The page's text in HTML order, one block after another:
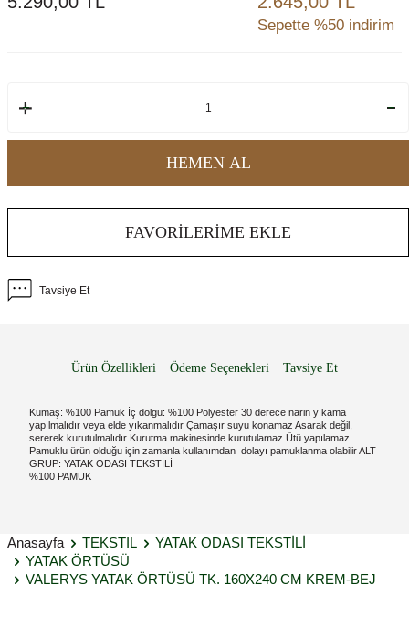
Sepette %50 indirim
HEMEN AL
FAVORILERIME EKLE
Tavsiye Et
Ürün Özellikleri Ödeme Seçenekleri Tavsiye Et
Kumaş: %100 Pamuk İç dolgu: %100 Polyester 30 derece narin yıkama
yapılmalıdır veya elde yıkanmalıdır Çamaşır suyu konamaz Asarak değil,
sererek kurutulmalıdır Kurutma makinesinde kurutulamaz Ütü yapılamaz
Pamuklu ürün olduğu için zamanla kullanımdan dolayı pamuklanma olabilir ALT
GRUP: YATAK ODASI TEKSTİLİ
%100 PAMUK
Anasayfa TEKSTIL
YATAK ODASI TEKSTİLİ
YATAK ÖRTÜSÜ
VALERYS YATAK ÖRTÜSÜ TK. 160X240 CM KREM-BEJ